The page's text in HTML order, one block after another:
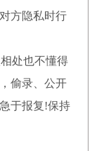
方隐私时行
处也不懂得
偷录、公开
于报复!保持